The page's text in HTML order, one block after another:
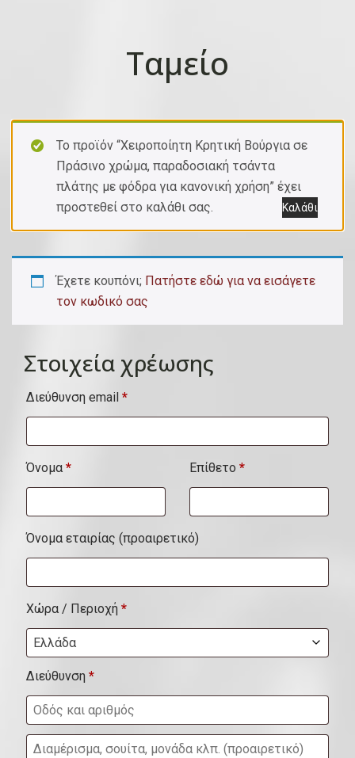
Ταμείο
Το προϊόν “Χειροποίητη Κρητική Βούργια σε
Πράσινο χρώμα, παραδοσιακή τσάντα
πλάτης με φόδρα για κανονική χρήση” έχει
προστεθεί στο καλάθι σας.
Καλάθι
Έχετε κουπόνι; Πατήστε εδώ για να εισάγετε
τον κωδικό σας
Στοιχεία χρέωσης
Διεύθυνση email *
Όνομα * Επίθετο *
Όνομα εταιρίας (προαιρετικό)
Χώρα / Περιοχή *
Ελλάδα
Διεύθυνση *